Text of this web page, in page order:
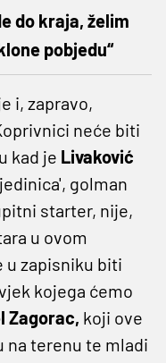
do kraja, želim
pobjedu“
i, zapravo,
neće biti
kad je Livaković
golman
starter, nije,
u ovom
u zapisniku biti
kojega ćemo
Zagorac, koji ove
na terenu te mladi